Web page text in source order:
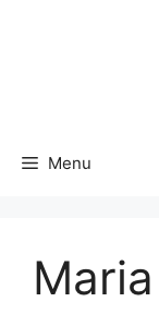
Menu